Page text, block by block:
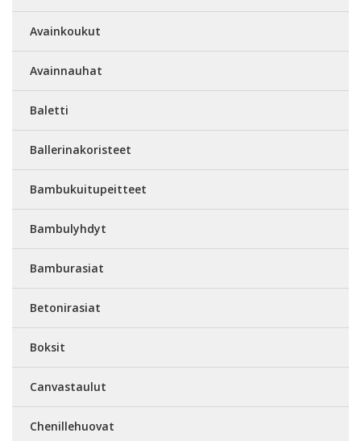
Avainkoukut
Avainnauhat
Baletti
Ballerinakoristeet
Bambukuitupeitteet
Bambulyhdyt
Bamburasiat
Betonirasiat
Boksit
Canvastaulut
Chenillehuovat